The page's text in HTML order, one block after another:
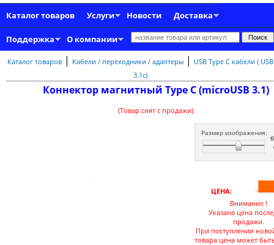
Каталог товаров Услуги Новости Доставка
Поддержка О компании
Каталог товаров| Кабели / переходники / адаптеры| USB Type C кабели ( USB
3.1c)
Коннектор магнитный Type C (microUSB 3.1)
(Товар снят с продажи)
Размер изображения:
ЦЕНА:
Внимание !
Указана цена
продажи.
При поступлении
товара цена может